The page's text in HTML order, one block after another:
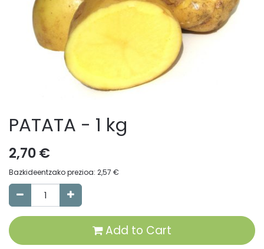
PATATA - 1 kg
2,70€
Bazkideentzako prezioa: 2,57 €
Add to Cart